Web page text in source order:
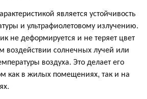
является устойчивость
и ультрафиолетовому излучению.
не деформируется и не теряет цвет
воздействии солнечных лучей или
воздуха. Это делает его
как в жилых помещениях, так и на